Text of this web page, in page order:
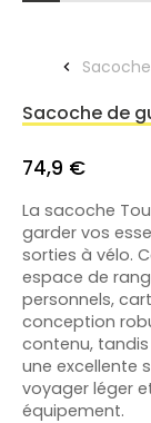
Sacoche de
74,9 €
La sacoche
garder vos
sorties à vélo.
espace de
personnels,
conception
contenu,
une excellente
voyager léger
équipement.